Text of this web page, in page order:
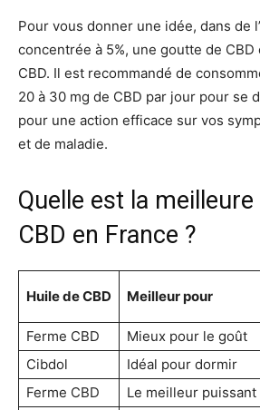
Pour vous donner une idée, dans de
concentrée à 5%, une goutte de
CBD. Il est recommandé de
20 à 30 mg de CBD par jour pour se
pour une action efficace sur vos
et de maladie.
Quelle est la
CBD en France ?
Huile de CBD Meilleur pour
Ferme CBD
Mieux pour le goût
Cibdol
Idéal pour dormir
Ferme CBD
Le meilleur puissant